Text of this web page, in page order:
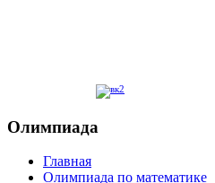
Олимпиада
Главная
Олимпиада по математике